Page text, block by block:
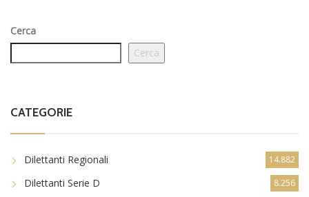
Cerca
Cerca
CATEGORIE
Dilettanti Regionali 14.882
Dilettanti Serie D 8.256